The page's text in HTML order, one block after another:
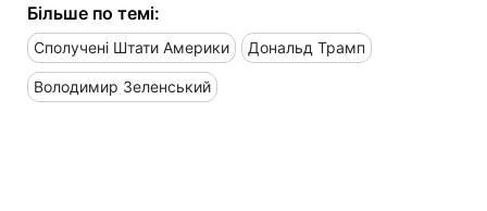
Більше по темі:
Сполучені Штати Америки Дональд Трамп
Володимир Зеленський